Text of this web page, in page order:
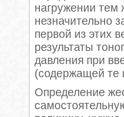
нагружении тем
незначительно
первой из этих
результаты
давления при
(содержащей те
Определение